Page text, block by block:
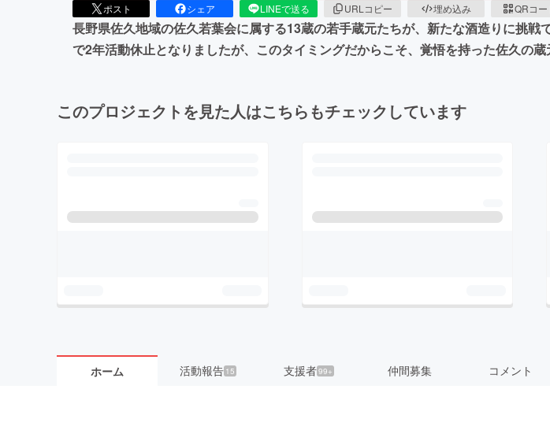
ポスト シェア LINEで送る URLコピー 埋め込み QRコー
長野県佐久地域の佐久若葉会に属する13蔵の若手蔵元たちが、新たな酒造りに挑
で2年活動休止となりましたが、このタイミングだからこそ、覚悟を持った佐久の
このプロジェクトを見た人はこちらもチェックしています
ホーム 活動報告 15 支援者99+ 仲間募集 コメント